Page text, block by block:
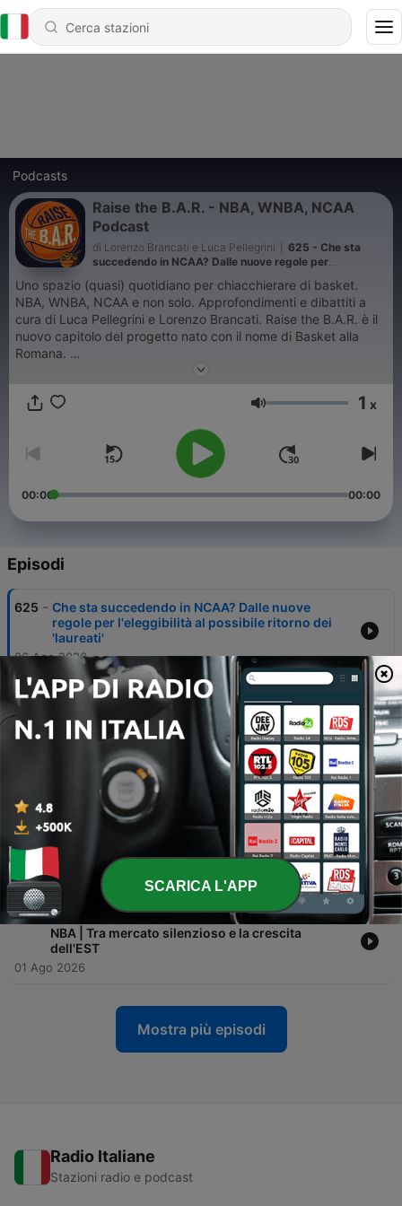
Podcasts
Raise the B.A.R. - NBA, WNBA, NCAA
Podcast
di Lorenzo Brancati e Luca Pellegrini
625 - Che sta
succedendo in NCAA? Dalle nuove regole per
Uno spazio (quasi) quotidiano per chiacchierare di basket.
NBA, WNBA, NCAA e non solo. Approfondimenti e dibattiti a
cura di Luca Pellegrini e Lorenzo Brancati. Raise the B.A.R. è il
nuovo capitolo del progetto nato con il nome di Basket alla
Romana.
Volume 1 x
00:00 00:00
Episodi
625 - Che sta succedendo in NCAA? Dalle nuove
regole per l'eleggibilità al possibile ritorno dei
'laureati'
06 Ago 2026
624 - REACTION ai POWER RANKINGS della NBA | Un
pensiero sulle gerarchie estive
05 Ago 2026
I migliori FREE AGENT rimasti sul mercato NBA |
Le occasioni dell'estate
04 Ago 2026
622 - I PORTLAND TRAIL BLAZERS rischiano di
sparire? Vi spieghiamo cosa succede nella RIP
City
03 Ago 2026
621 - I NEW YORK KNICKS e le chance di fare il BIS in
NBA | Tra mercato silenzioso e la crescita
dell'EST
01 Ago 2026
Mostra più episodi
Radio Italiane
Stazioni radio e podcast
SCARICA L'APP